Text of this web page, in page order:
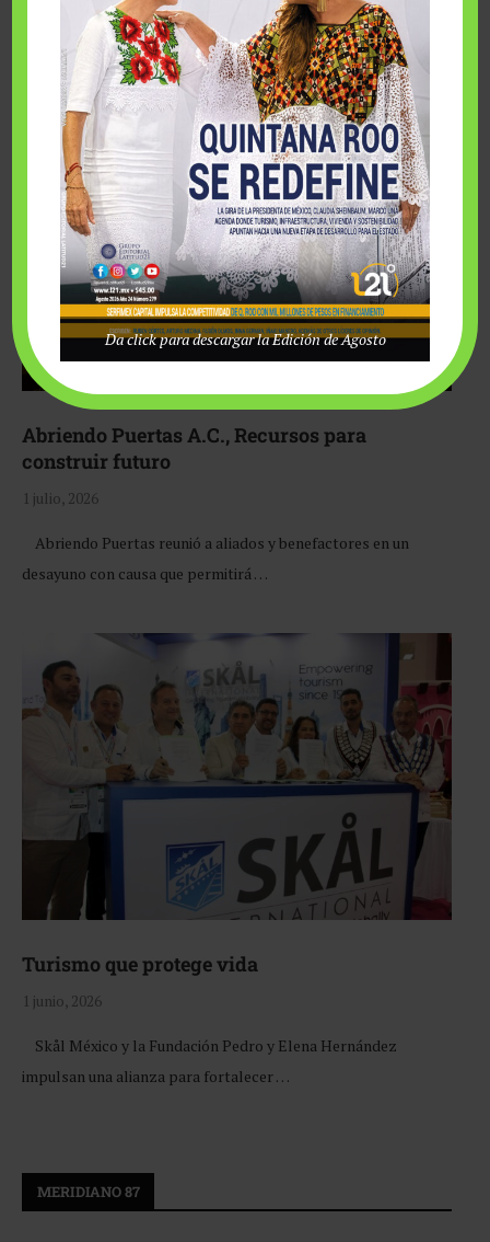
Fairmont Mayakoba y Make-A-Wish México unieron
esfuerzos para hacer realidad el deseo de una …
Abriendo Puertas A.C., Recursos para
construir futuro
1 julio, 2026
Abriendo Puertas reunió a aliados y benefactores en un
desayuno con causa que permitirá …
Turismo que protege vida
1 junio, 2026
Skål México y la Fundación Pedro y Elena Hernández
impulsan una alianza para fortalecer …
MERIDIANO 87
Da click para descargar la Edición de Agosto